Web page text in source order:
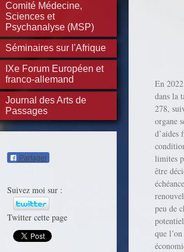
Comité Médecine,
Sciences et
Psychanalyse (MSP)
Séminaires sur l'Afrique
IXe Forum Européen et
franco-allemand
Journal des Arts de
Passages
Partager
Suivez moi sur :
Twitter cette page
En
dans la
278,
organe
d’aides
limites
être
peu de
que